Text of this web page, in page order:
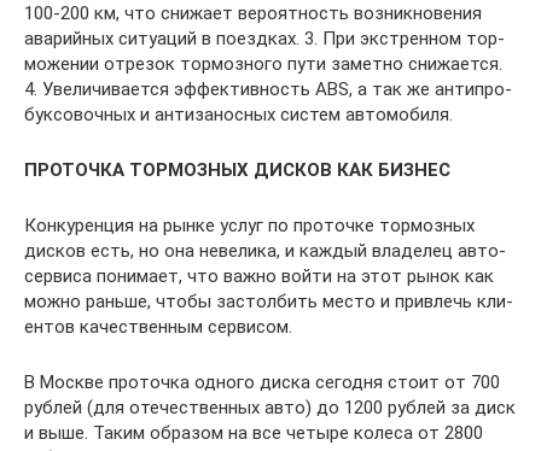
100-200 км, что сни­жа­ет ве­ро­ят­ность воз­ник­но­ве­ния
ава­рий­ных си­ту­а­ций в по­езд­ках. 3. При экс­трен­ном тор­
мо­же­нии от­ре­зок тор­моз­но­го пу­ти за­мет­но сни­жа­ет­ся.
4. Уве­ли­чи­ва­ет­ся эф­фек­тив­ность ABS, а так же ан­ти­про­
бук­со­воч­ных и ан­ти­за­нос­ных си­стем ав­то­мо­би­ля.
ПРОТОЧКА ТОРМОЗНЫХ ДИСКОВ КАК БИЗНЕС
Кон­ку­рен­ция на рын­ке услуг по про­точ­ке тор­моз­ных
дис­ков есть, но она неве­ли­ка, и каж­дый вла­де­лец ав­то­
сер­ви­са по­ни­ма­ет, что важ­но вой­ти на этот ры­нок как
мож­но рань­ше, чтобы за­стол­бить ме­сто и при­влечь кли­
ен­тов ка­че­ствен­ным сер­ви­сом.
В Москве про­точ­ка од­но­го дис­ка се­го­дня сто­ит от 700
руб­лей (для оте­че­ствен­ных ав­то) до 1200 руб­лей за диск
и вы­ше. Та­ким об­ра­зом на все че­ты­ре ко­ле­са от 2800